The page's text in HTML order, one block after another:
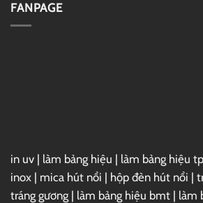
FANPAGE
in uv | làm bảng hiệu | làm bảng hiệu
inox | mica hút nổi | hộp đèn hút nổi |
tráng gương | làm bảng hiệu bmt | làm